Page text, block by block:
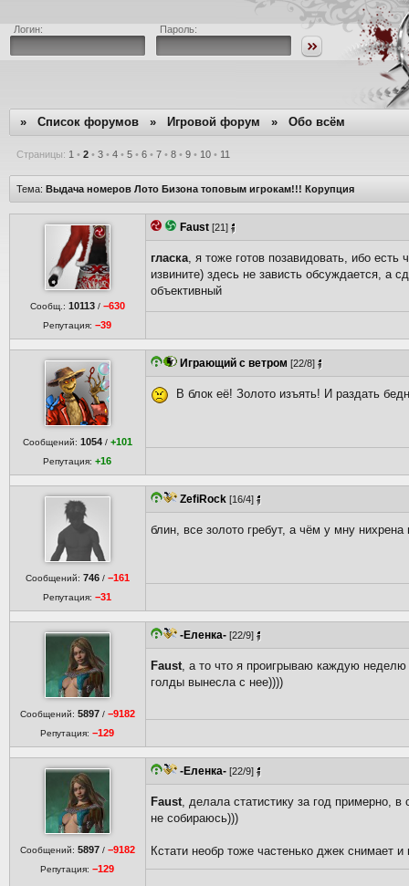
Логин: Пароль:
» Список форумов » Игровой форум » Обо всём
Страницы: 1 • 2 • 3 • 4 • 5 • 6 • 7 • 8 • 9 • 10 • 11
Тема: Выдача номеров Лото Бизона топовым игрокам!!! Корупция
Сообщ.: 10113 / −630
Репутация:−39
Faust [21]
гласка, я тоже готов позавидовать, ибо
извините) здесь не зависть обсуждается, а
объективный
Сообщений: 1054 / +101
Репутация:+16
Играющий с ветром [22/8]
В блок её! Золото изъять! И раздать
Сообщений: 746 / −161
Репутация:−31
ZefiRock [16/4]
блин, все золото гребут, а чём у мну
Сообщений: 5897 / −9182
Репутация:−129
-Еленка- [22/9]
Faust, а то что я проигрываю каждую неделю
голды вынесла с нее))))
Сообщений: 5897 / −9182
Репутация:−129
-Еленка- [22/9]
Faust, делала статистику за год примерно,
не собираюсь)))
Кстати необр тоже частенько джек снимает